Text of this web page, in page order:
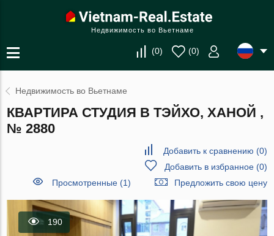
Недвижимость во Вьетнаме
(0) (0)
Недвижимость во Вьетнаме
КВАРТИРА СТУДИЯ В ТЭЙХО, ХАНОЙ ,
№ 2880
Добавить к сравнению (0)
Добавить в избранное(0)
Просмотренные (1)
Предложить свою цену
190